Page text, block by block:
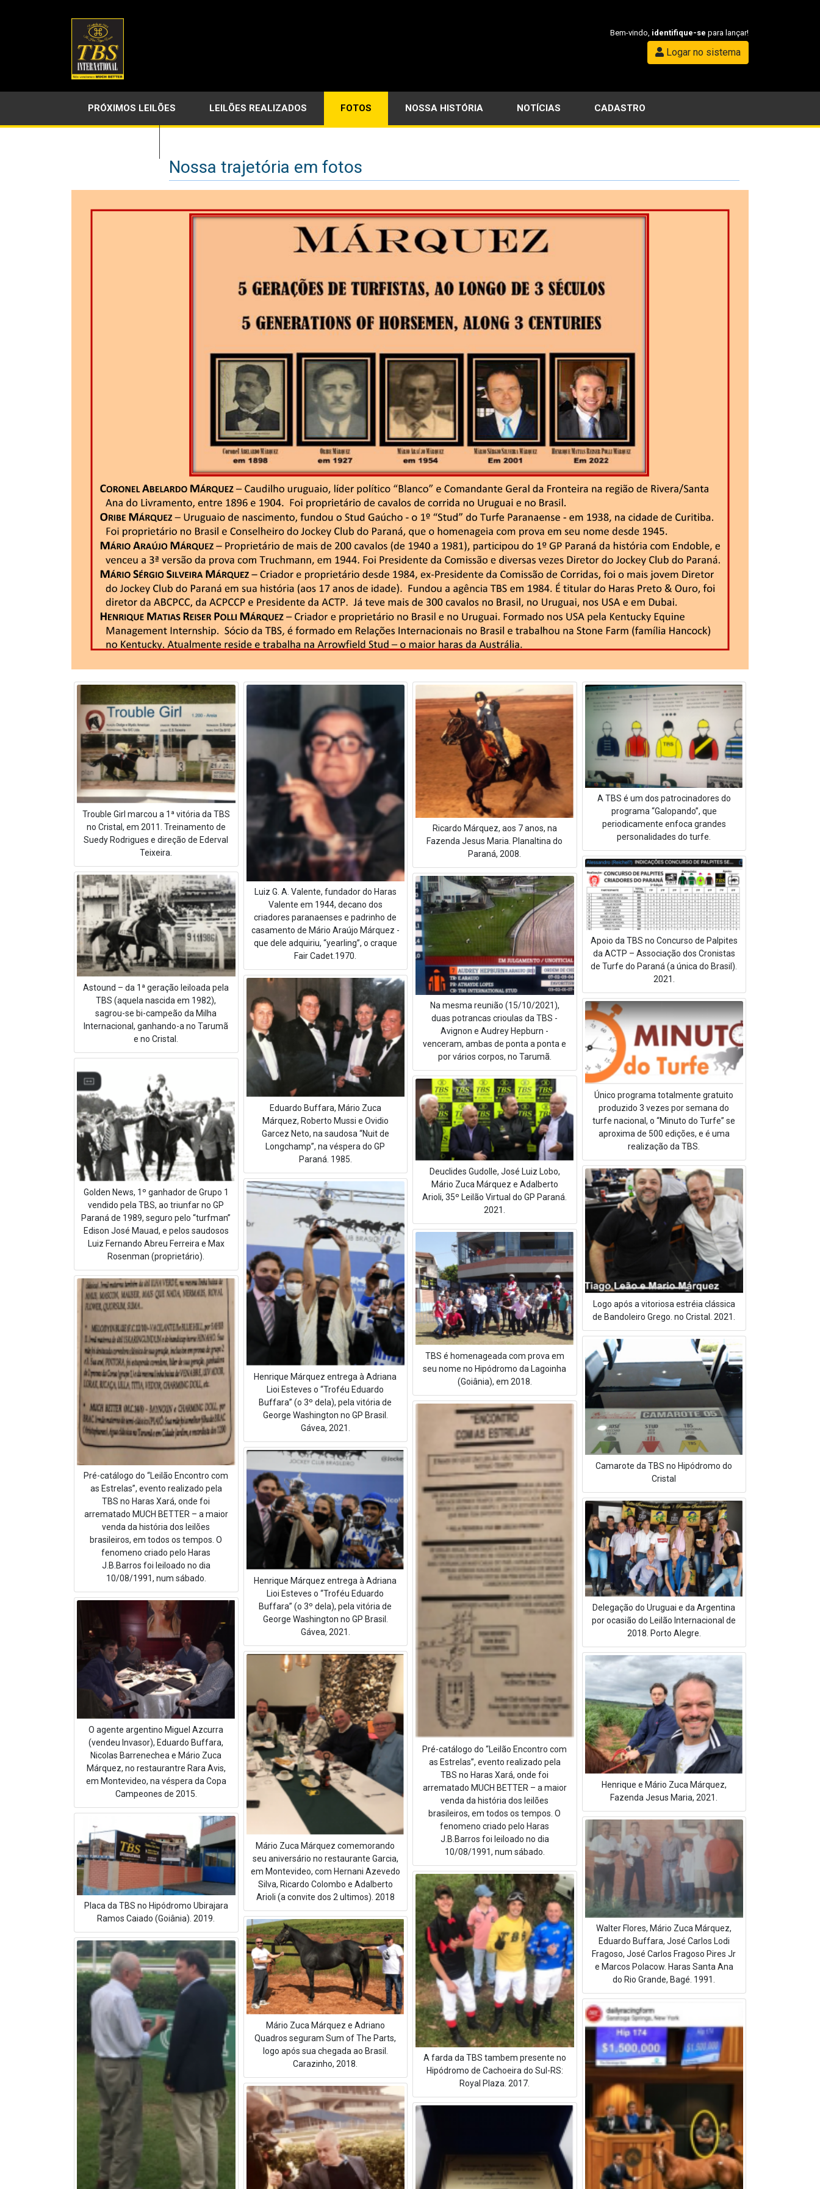
Bem-vindo, identifique-se para lançar!
Logar no sistema
PRÓXIMOS LEILÕES LEILÕES REALIZADOS FOTOS NOSSA HISTÓRIA NOTÍCIAS CADASTRO
Nossa trajetória em fotos
Trouble Girl marcou a 1ª vitória da TBS
no Cristal, em 2011. Treinamento de
Suedy Rodrigues e direção de Ederval
Teixeira.
Luiz G. A. Valente, fundador do Haras
Valente em 1944, decano dos
criadores paranaenses e padrinho de
casamento de Mário Araújo Márquez -
que dele adquiriu, “yearling”, o craque
Fair Cadet.1970.
Ricardo Márquez, aos 7 anos, na
Fazenda Jesus Maria. Planaltina do
Paraná, 2008.
A TBS é um dos patrocinadores do
programa “Galopando”, que
periodicamente enfoca grandes
personalidades do turfe.
Apoio da TBS no Concurso de Palpites
da ACTP – Associação dos Cronistas
de Turfe do Paraná (a única do Brasil).
2021.
Astound – da 1ª geração leiloada pela
TBS (aquela nascida em 1982),
sagrou-se bi-campeão da Milha
Internacional, ganhando-a no Tarumã
e no Cristal.
Na mesma reunião (15/10/2021),
duas potrancas crioulas da TBS -
Avignon e Audrey Hepburn -
venceram, ambas de ponta a ponta e
por vários corpos, no Tarumã.
Eduardo Buffara, Mário Zuca
Márquez, Roberto Mussi e Ovidio
Garcez Neto, na saudosa “Nuit de
Longchamp”, na véspera do GP
Paraná. 1985.
Único programa totalmente gratuito
produzido 3 vezes por semana do
turfe nacional, o “Minuto do Turfe” se
aproxima de 500 edições, e é uma
realização da TBS.
Golden News, 1º ganhador de Grupo 1
vendido pela TBS, ao triunfar no GP
Paraná de 1989, seguro pelo “turfman”
Edison José Mauad, e pelos saudosos
Luiz Fernando Abreu Ferreira e Max
Rosenman (proprietário).
Deuclides Gudolle, José Luiz Lobo,
Mário Zuca Márquez e Adalberto
Arioli, 35º Leilão Virtual do GP Paraná.
2021.
Logo após a vitoriosa estréia clássica
de Bandoleiro Grego. no Cristal. 2021.
Henrique Márquez entrega à Adriana
Lioi Esteves o “Troféu Eduardo
Buffara” (o 3º dela), pela vitória de
George Washington no GP Brasil.
Gávea, 2021.
TBS é homenageada com prova em
seu nome no Hipódromo da Lagoinha
(Goiânia), em 2018.
Pré-catálogo do “Leilão Encontro com
as Estrelas”, evento realizado pela
TBS no Haras Xará, onde foi
arrematado MUCH BETTER – a maior
venda da história dos leilões
brasileiros, em todos os tempos. O
fenomeno criado pelo Haras
J.B.Barros foi leiloado no dia
10/08/1991, num sábado.
Camarote da TBS no Hipódromo do
Cristal
Pré-catálogo do “Leilão Encontro com
as Estrelas”, evento realizado pela
TBS no Haras Xará, onde foi
arrematado MUCH BETTER – a maior
venda da história dos leilões
brasileiros, em todos os tempos. O
fenomeno criado pelo Haras
J.B.Barros foi leiloado no dia
10/08/1991, num sábado.
Henrique Márquez entrega à Adriana
Lioi Esteves o “Troféu Eduardo
Buffara” (o 3º dela), pela vitória de
George Washington no GP Brasil.
Gávea, 2021.
Delegação do Uruguai e da Argentina
por ocasião do Leilão Internacional de
2018. Porto Alegre.
O agente argentino Miguel Azcurra
(vendeu Invasor), Eduardo Buffara,
Nicolas Barrenechea e Mário Zuca
Márquez, no restaurantre Rara Avis,
em Montevideo, na véspera da Copa
Campeones de 2015.
Mário Zuca Márquez comemorando
seu aniversário no restaurante Garcia,
em Montevideo, com Hernani Azevedo
Silva, Ricardo Colombo e Adalberto
Arioli (a convite dos 2 ultimos). 2018
Henrique e Mário Zuca Márquez,
Fazenda Jesus Maria, 2021.
Placa da TBS no Hipódromo Ubirajara
Ramos Caiado (Goiânia). 2019.
Walter Flores, Mário Zuca Márquez,
Eduardo Buffara, José Carlos Lodi
Fragoso, José Carlos Fragoso Pires Jr
e Marcos Polacow. Haras Santa Ana
do Rio Grande, Bagé. 1991.
A farda da TBS tambem presente no
Hipódromo de Cachoeira do Sul-RS:
Royal Plaza. 2017.
Mário Zuca Márquez e Adriano
Quadros seguram Sum of The Parts,
logo após sua chegada ao Brasil.
Carazinho, 2018.